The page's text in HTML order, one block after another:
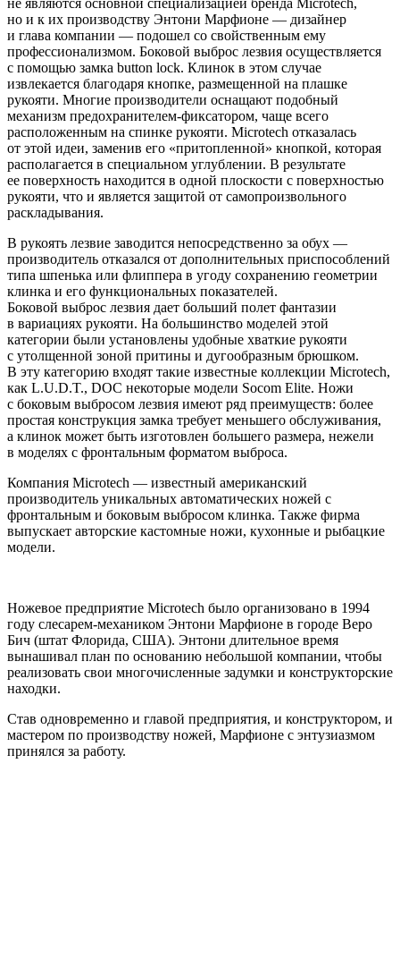
но и к их производству Энтони Марфионе — дизайнер
и глава компании — подошел со свойственным ему
профессионализмом. Боковой выброс лезвия осуществляется
с помощью замка button lock. Клинок в этом случае
извлекается благодаря кнопке, размещенной на плашке
рукояти. Многие производители оснащают подобный
механизм предохранителем-фиксатором, чаще всего
расположенным на спинке рукояти. Microtech отказалась
от этой идеи, заменив его «притопленной» кнопкой, которая
располагается в специальном углублении. В результате
ее поверхность находится в одной плоскости с поверхностью
рукояти, что и является защитой от самопроизвольного
раскладывания.
В рукоять лезвие заводится непосредственно за обух —
производитель отказался от дополнительных приспособлений
типа шпенька или флиппера в угоду сохранению геометрии
клинка и его функциональных показателей.
Боковой выброс лезвия дает больший полет фантазии
в вариациях рукояти. На большинство моделей этой
категории были установлены удобные хваткие рукояти
с утолщенной зоной притины и дугообразным брюшком.
В эту категорию входят такие известные коллекции Microtech,
как L.U.D.T., DOC некоторые модели Socom Elite. Ножи
с боковым выбросом лезвия имеют ряд преимуществ: более
простая конструкция замка требует меньшего обслуживания,
а клинок может быть изготовлен большего размера, нежели
в моделях с фронтальным форматом выброса.
Компания Microtech — известный американский
производитель уникальных автоматических ножей с
фронтальным и боковым выбросом клинка. Также фирма
выпускает авторские кастомные ножи, кухонные и рыбацкие
модели.
Ножевое предприятие Microtech было организовано в 1994
году слесарем-механиком Энтони Марфионе в городе Веро
Бич (штат Флорида, США). Энтони длительное время
вынашивал план по основанию небольшой компании, чтобы
реализовать свои многочисленные задумки и конструкторские
находки.
Став одновременно и главой предприятия, и конструктором, и
мастером по производству ножей, Марфионе с энтузиазмом
принялся за работу.